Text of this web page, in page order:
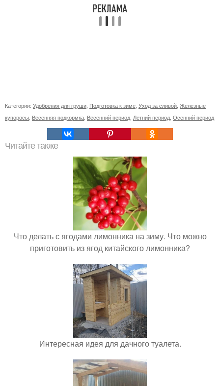
Категории: Удобрения для груши Подготовка к зиме Уход за сливой Железные
купоросы Весенняя подкормка Весенний период Летний период Осенний период
Читайте также
Что делать с ягодами лимонника на зиму. Что можно
приготовить из ягод китайского лимонника?
Интересная идея для дачного туалета.